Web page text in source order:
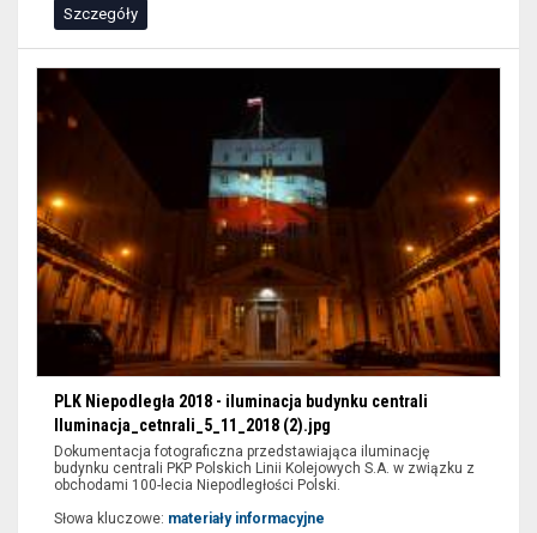
Szczegóły
PLK Niepodległa 2018 - iluminacja budynku centrali
Iluminacja_cetnrali_5_11_2018 (2).jpg
Dokumentacja fotograficzna przedstawiająca iluminację
budynku centrali PKP Polskich Linii Kolejowych S.A. w związku z
obchodami 100-lecia Niepodległości Polski.
Słowa kluczowe: materiały informacyjne